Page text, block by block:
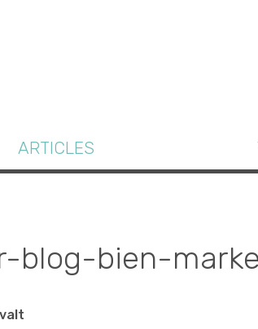
ARTICLES
blog-bien-